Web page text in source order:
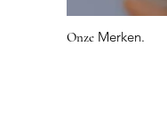
Onze Merken.